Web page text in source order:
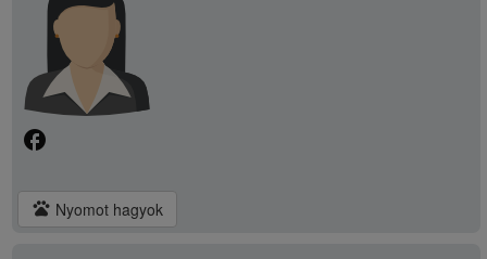
facebook
pets Nyomot hagyok